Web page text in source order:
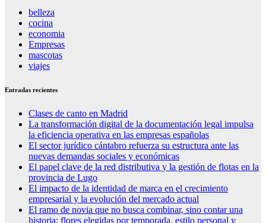
belleza
cocina
economia
Empresas
mascotas
viajes
Entradas recientes
Clases de canto en Madrid
La transformación digital de la documentación legal impulsa
la eficiencia operativa en las empresas españolas
El sector jurídico cántabro refuerza su estructura ante las
nuevas demandas sociales y económicas
El papel clave de la red distributiva y la gestión de flotas en la
provincia de Lugo
El impacto de la identidad de marca en el crecimiento
empresarial y la evolución del mercado actual
El ramo de novia que no busca combinar, sino contar una
historia: flores elegidas por temporada, estilo personal y